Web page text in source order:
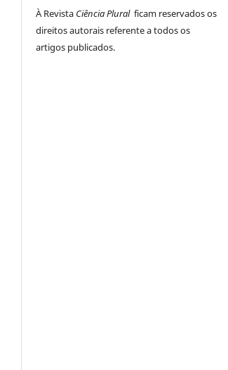
À Revista Ciência Pluralficam reservados os
direitos autorais referente a todos os
artigos publicados.